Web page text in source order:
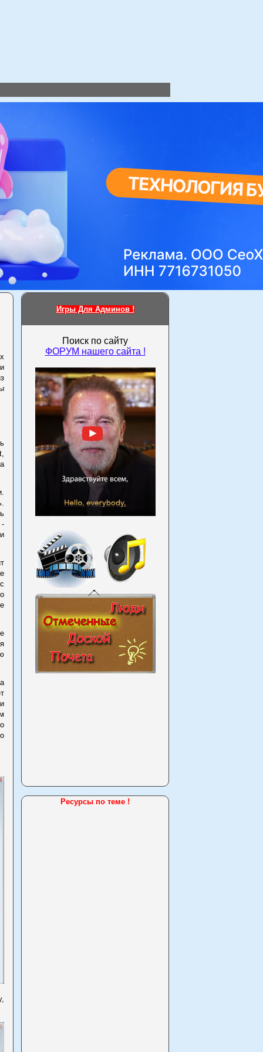
-
Игры Для Админов !
Поиск по сайту
ФОРУМ нашего сайта !
Ресурсы по теме !